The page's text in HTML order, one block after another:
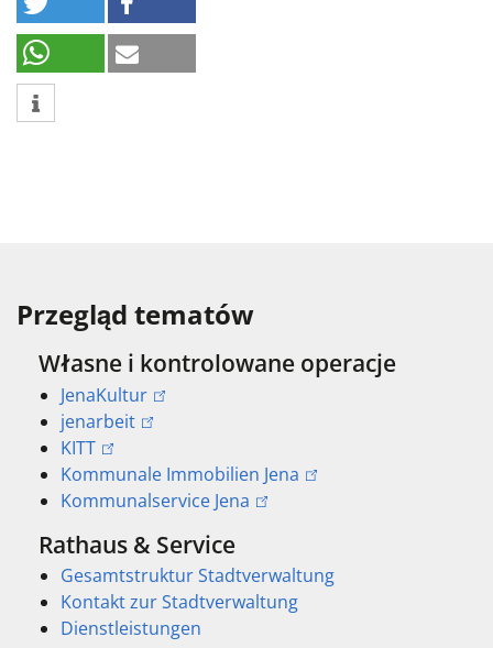
Przegląd tematów
Własne i kontrolowane operacje
JenaKultur
jenarbeit
KITT
Kommunale Immobilien Jena
Kommunalservice Jena
Rathaus & Service
Gesamtstruktur Stadtverwaltung
Kontakt zur Stadtverwaltung
Dienstleistungen